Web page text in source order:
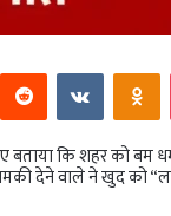
Reddit
बताया कि शहर को
देने वाले ने खुद को